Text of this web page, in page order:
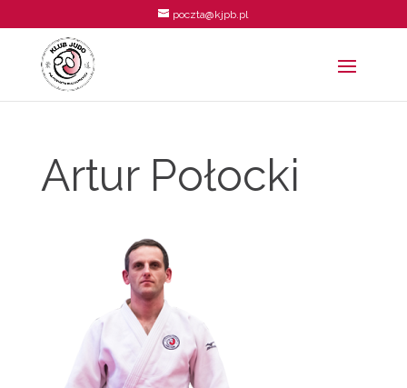
poczta@kjpb.pl
Artur Połocki